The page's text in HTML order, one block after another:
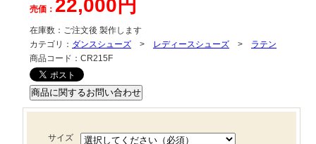
売価： 22,000円
在庫数： ご注文後 製作します
カテゴリ： ダンスシューズ > レディースシューズ > ラテン
商品コード： CR215F
サイズ